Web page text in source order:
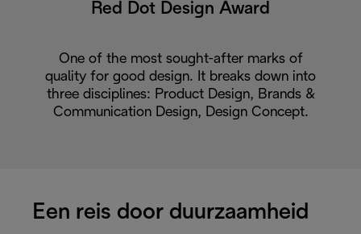
Red Dot Design Award
One of the most sought-after marks of
quality for good design. It breaks down into
three disciplines: Product Design, Brands &
Communication Design, Design Concept.
Een reis door duurzaamheid